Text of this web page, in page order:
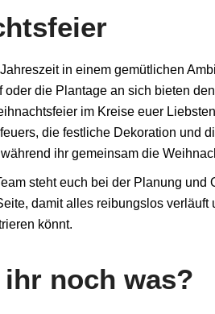
in einem gemütlichen
oder die Plantage an sich bieten
im Kreise euer
die festliche Dekoration und
ihr gemeinsam die
steht euch bei der Planung und
damit alles reibungslos verläuft
könnt.
noch was?